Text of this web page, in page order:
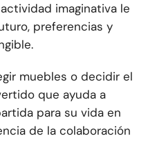
imaginativa le
preferencias y
muebles o decidir el
que ayuda a
para su vida en
de la colaboración